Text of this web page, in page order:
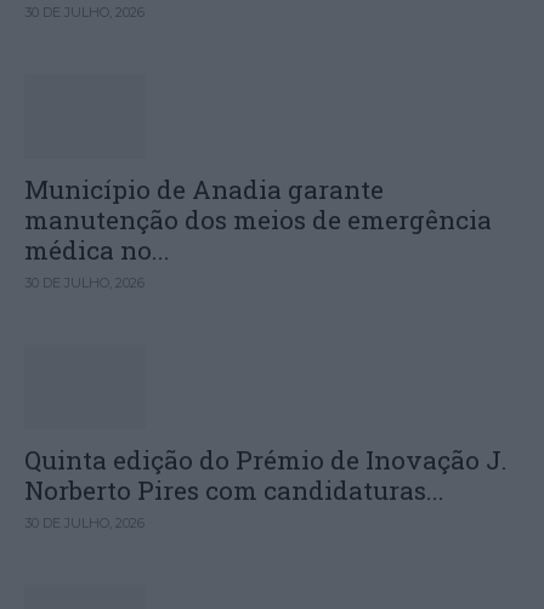
30 DE JULHO, 2026
Município de Anadia garante
manutenção dos meios de emergência
médica no...
30 DE JULHO, 2026
Quinta edição do Prémio de Inovação J.
Norberto Pires com candidaturas...
30 DE JULHO, 2026